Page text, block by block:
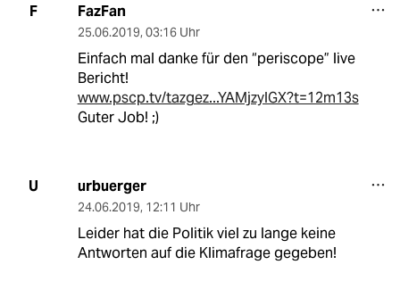
F FazFan
25.06.2019, 03:16 Uhr
Einfach mal danke für den “periscope” live
Bericht!
www.pscp.tv/tazgez...YAMjzylGX?t=12m13s
Guter Job! ;)
U urbuerger
24.06.2019, 12:11 Uhr
Leider hat die Politik viel zu lange keine
Antworten auf die Klimafrage gegeben!